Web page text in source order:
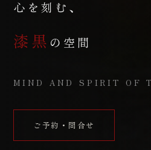
心を刻む、
漆黒 の空間
MIND AND SPIRIT OF
ご予約・問合せ